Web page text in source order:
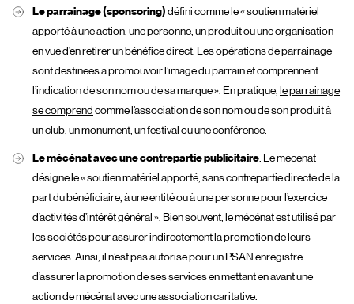
Le parrainage (sponsoring) défini comme le « soutien matériel
apporté à une action, une personne, un produit ou une organisation
en vue d’en retirer un bénéfice direct. Les opérations de parrainage
sont destinées à promouvoir l’image du parrain et comprennent
l’indication de son nom ou de sa marque ». En pratique, le parrainage
se comprend comme l’association de son nom ou de son produit à
un club, un monument, un festival ou une conférence.
Le mécénat avec une contrepartie publicitaire. Le mécénat
désigne le « soutien matériel apporté, sans contrepartie directe de la
part du bénéficiaire, à une entité ou à une personne pour l’exercice
d’activités d’intérêt général ». Bien souvent, le mécénat est utilisé par
les sociétés pour assurer indirectement la promotion de leurs
services. Ainsi, il n’est pas autorisé pour un PSAN enregistré
d’assurer la promotion de ses services en mettant en avant une
action de mécénat avec une association caritative.